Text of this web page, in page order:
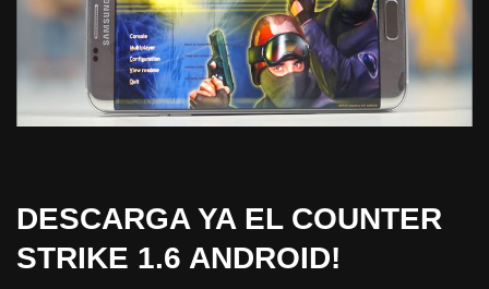
DESCARGA YA EL COUNTER
STRIKE 1.6 ANDROID!